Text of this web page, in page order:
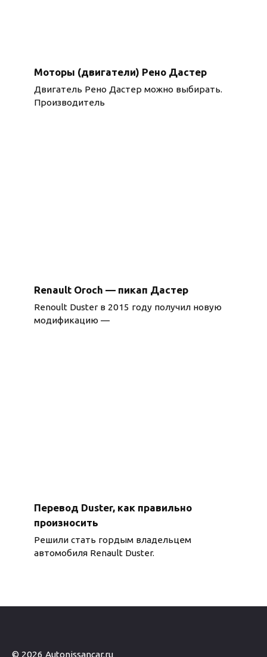
Моторы (двигатели) Рено Дастер
Двигатель Рено Дастер можно выбирать.
Производитель
Renault Oroch — пикап Дастер
Renoult Duster в 2015 году получил новую
модификацию —
Перевод Duster, как правильно
произносить
Решили стать гордым владельцем
автомобиля Renault Duster.
© 2026 Autonissancar.ru